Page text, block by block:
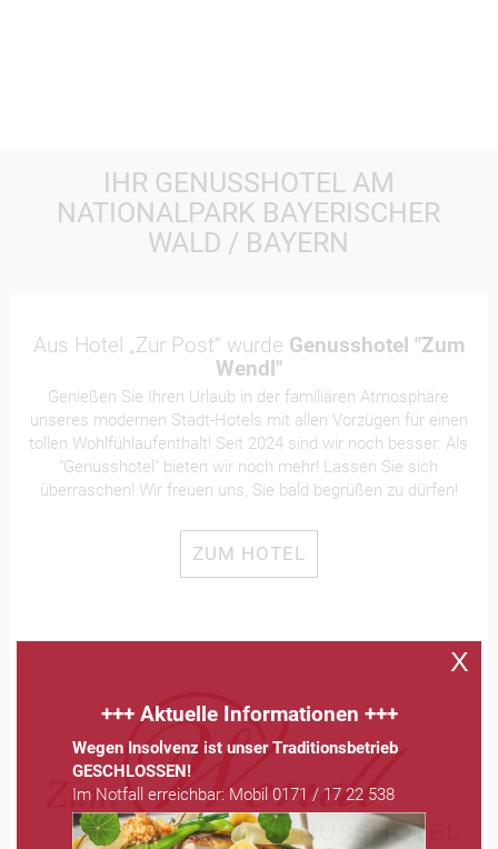
IHR GENUSSHOTEL AM
NATIONALPARK BAYERISCHER
WALD / BAYERN
Aus Hotel „Zur Post“ wurde Genusshotel "Zum
Wendl"
Genießen Sie Ihren Urlaub in der familiären Atmosphäre
unseres modernen Stadt-Hotels mit allen Vorzügen für einen
tollen Wohlfühlaufenthalt! Seit 2024 sind wir noch besser: Als
"Genusshotel" bieten wir noch mehr! Lassen Sie sich
überraschen! Wir freuen uns, Sie bald begrüßen zu dürfen!
ZUM HOTEL
+++ Aktuelle Informationen +++
Wegen Insolvenz ist unser Traditionsbetrieb
GESCHLOSSEN!
Im Notfall erreichbar: Mobil 0171 / 17 22 538
X